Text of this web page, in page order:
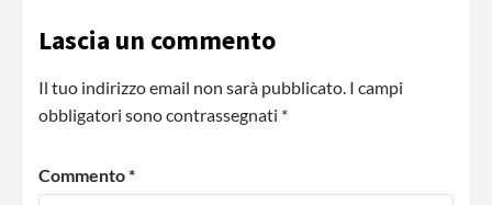
Lascia un commento
Il tuo indirizzo email non sarà pubblicato. I campi
obbligatori sono contrassegnati *
Commento*